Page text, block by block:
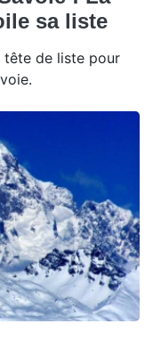
sa liste
tête de liste pour